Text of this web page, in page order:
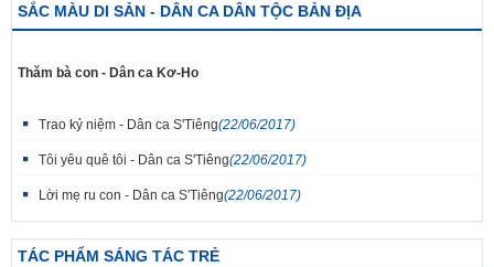
SẮC MÀU DI SẢN - DÂN CA DÂN TỘC BẢN ĐỊA
Thăm bà con - Dân ca Kơ-Ho
Trao kỷ niệm - Dân ca S'Tiêng(22/06/2017)
Tôi yêu quê tôi - Dân ca S'Tiêng(22/06/2017)
Lời mẹ ru con - Dân ca S'Tiêng(22/06/2017)
TÁC PHẨM SÁNG TÁC TRẺ